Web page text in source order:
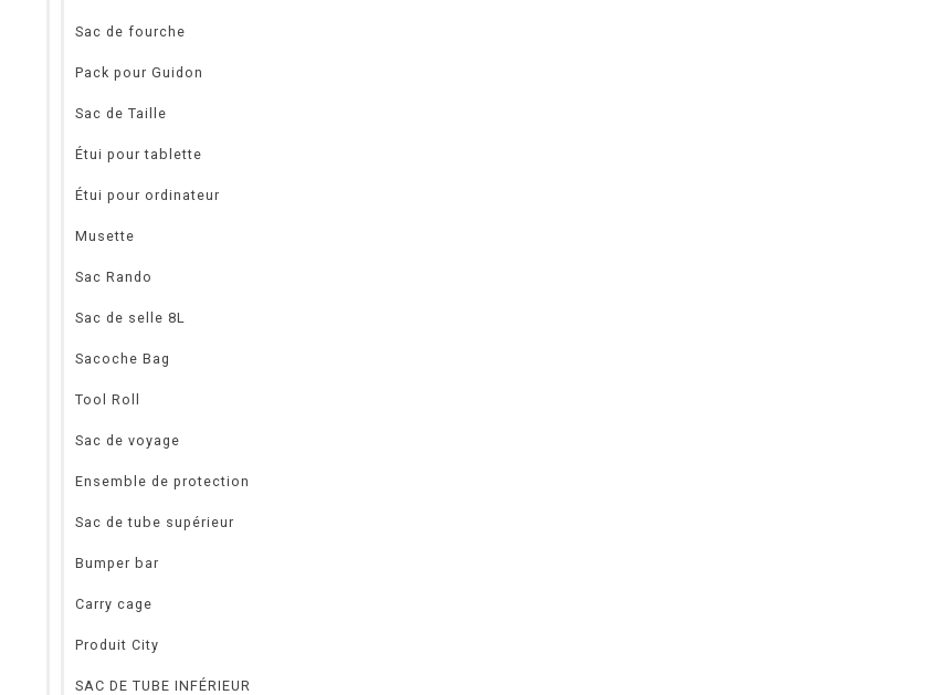
Sac de fourche
Pack pour Guidon
Sac de Taille
Étui pour tablette
Étui pour ordinateur
Musette
Sac Rando
Sac de selle 8L
Sacoche Bag
Tool Roll
Sac de voyage
Ensemble de protection
Sac de tube supérieur
Bumper bar
Carry cage
Produit City
SAC DE TUBE INFÉRIEUR